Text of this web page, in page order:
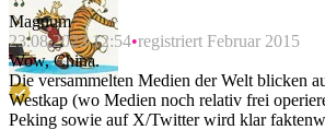
Magnum
23.08.2023 12:54 registriert Februar 2015
Wow, China.
Die versammelten Medien der Welt blicken
Westkap (wo Medien noch relativ frei
Peking sowie auf X/Twitter wird klar